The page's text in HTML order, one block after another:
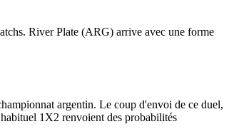
River Plate (ARG) arrive avec une forme
argentin. Le coup d'envoi de ce duel,
1X2 renvoient des probabilités